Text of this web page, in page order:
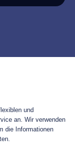
und
an. Wir verwenden
die Informationen